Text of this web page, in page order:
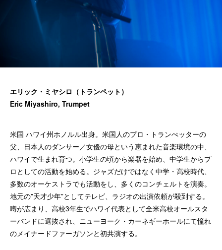
エリック・ミヤシロ（トランペット）
Eric Miyashiro, Trumpet
米国 ハワイ州ホノルル出身。米国人のプロ・トランぺッターの
父、日本人のダンサー／女優の母という恵まれた音楽環境の中、
ハワイで生まれ育つ。小学生の頃から楽器を始め、中学生からプ
ロとしての活動を始める。ジャズだけではなく中学・高校時代、
多数のオーケストラでも活動をし、多くのコンチェルトを演奏。
地元の”天才少年”としてテレビ、ラジオの出演依頼が殺到する。
噂が広まり、高校3年生でハワイ代表として全米高校オールスタ
ーバンドに選抜され、ニューヨーク・カーネギーホールにて憧れ
のメイナードファーガソンと初共演する。